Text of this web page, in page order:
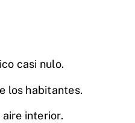
casi nulo.
los habitantes.
interior.